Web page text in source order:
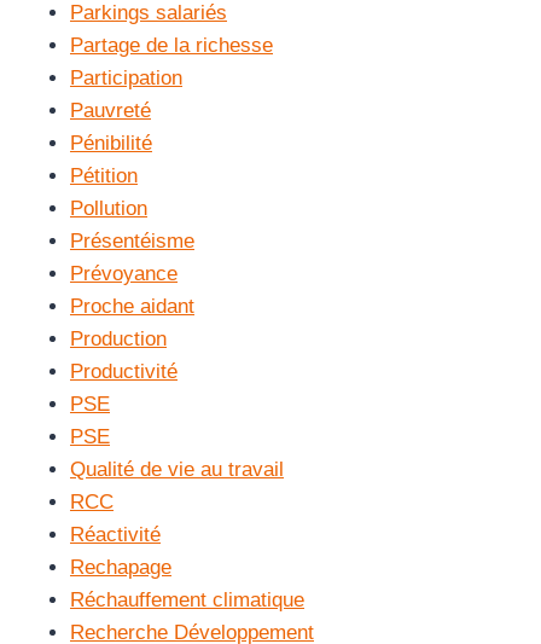
Parkings salariés
Partage de la richesse
Participation
Pauvreté
Pénibilité
Pétition
Pollution
Présentéisme
Prévoyance
Proche aidant
Production
Productivité
PSE
PSE
Qualité de vie au travail
RCC
Réactivité
Rechapage
Réchauffement climatique
Recherche Développement